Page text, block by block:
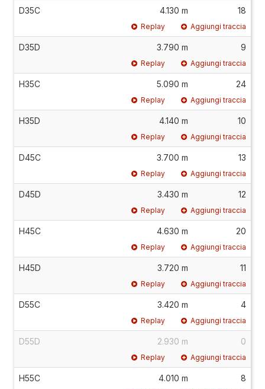
D35C 4.130 m 18
Replay Aggiungi traccia
D35D 3.790 m 9
Replay Aggiungi traccia
H35C 5.090 m 24
Replay Aggiungi traccia
H35D 4.140 m 10
Replay Aggiungi traccia
D45C 3.700 m 13
Replay Aggiungi traccia
D45D 3.430 m 12
Replay Aggiungi traccia
H45C 4.630 m 20
Replay Aggiungi traccia
H45D 3.720 m 11
Replay Aggiungi traccia
D55C 3.420 m 4
Replay Aggiungi traccia
D55D 2.930 m 0
Replay Aggiungi traccia
H55C 4.010 m 8